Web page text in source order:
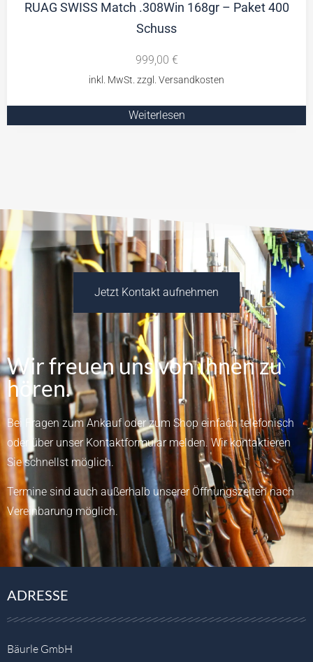
RUAG SWISS Match .308Win 168gr – Paket 400
Schuss
999,00 €
Weiterlesen
Jetzt Kontakt aufnehmen
Wir freuen uns von Ihnen zu
hören.
Bei Fragen zum Ankauf oder zum Shop einfach telefonisch
oder über unser Kontaktformularmelden.Wir kontaktieren
Sie schnellst möglich.
Termine sind auch außerhalb unserer Öffnungszeiten nach
Vereinbarung möglich.
ADRESSE
Bäurle GmbH